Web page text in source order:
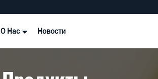
О Нас Новости